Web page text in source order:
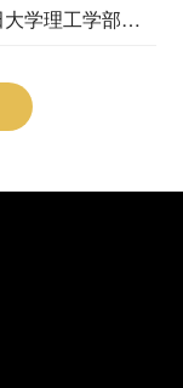
学理工学部物